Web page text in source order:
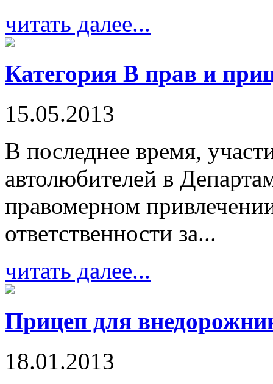
читать далее...
Категория В прав и
15.05.2013
В последнее время,
автолюбителей в
правомерном
ответственности за...
читать далее...
Прицеп для
18.01.2013